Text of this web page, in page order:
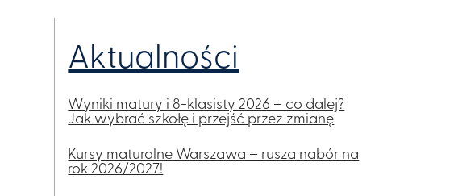
Aktualności
Wyniki matury i 8-klasisty 2026 – co dalej?
Jak wybrać szkołę i przejść przez zmianę
Kursy maturalne Warszawa – rusza nabór na
rok 2026/2027!